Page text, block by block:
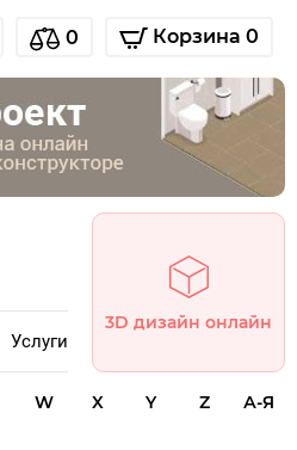
0 Корзина 0
Услуги
3D дизайн онлайн
W X Y Z А-Я